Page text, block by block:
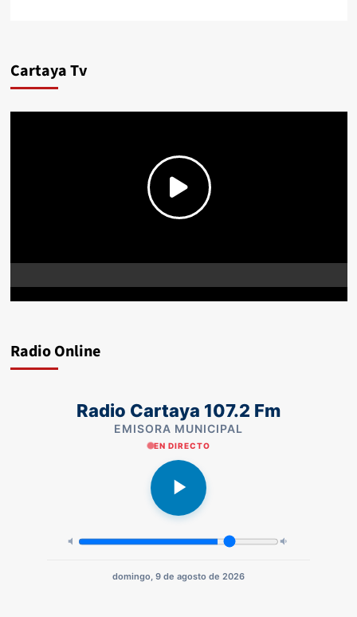
Cartaya Tv
Radio Online
Radio Cartaya 107.2 Fm
EMISORA MUNICIPAL
EN DIRECTO
domingo, 9 de agosto de 2026